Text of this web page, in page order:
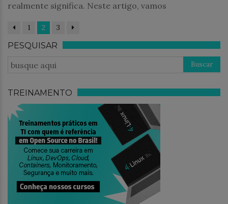
realmente significa. Neste artigo, vamos
1 2 3
PESQUISAR
TREINAMENTO